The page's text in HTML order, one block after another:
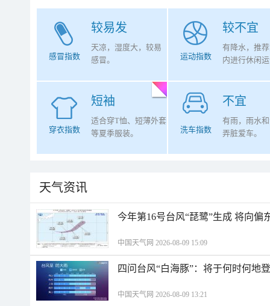
较易发
感冒指数
天凉，湿度大，较易
感冒。
较不宜
运动指数
有降水，推
内进行休闲
短袖
穿衣指数
适合穿T恤、短薄外套
等夏季服装。
不宜
洗车指数
有雨，雨水
弄脏爱车。
天气资讯
今年第16号台风“琵鹭”生成 将向偏
中国天气网 2026-08-09 15:09
四问台风“白海豚”：将于何时何地
中国天气网 2026-08-09 13:21